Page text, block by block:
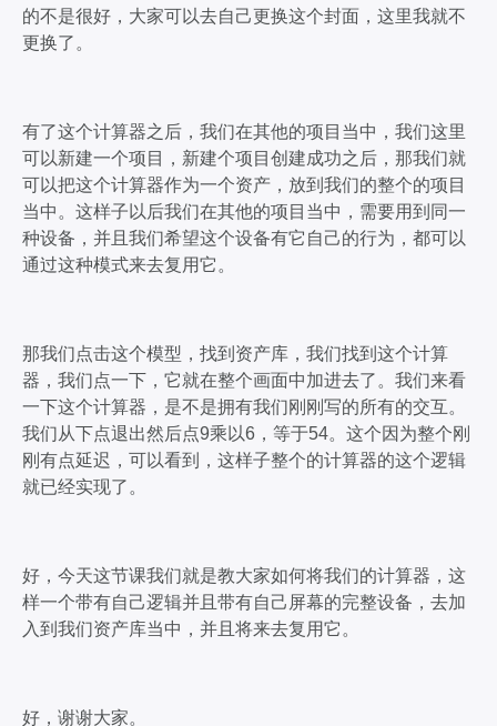
的不是很好，大家可以去自己更换这个封面，这里我就不
更换了。
有了这个计算器之后，我们在其他的项目当中，我们这里
可以新建一个项目，新建个项目创建成功之后，那我们就
可以把这个计算器作为一个资产，放到我们的整个的项目
当中。这样子以后我们在其他的项目当中，需要用到同一
种设备，并且我们希望这个设备有它自己的行为，都可以
通过这种模式来去复用它。
那我们点击这个模型，找到资产库，我们找到这个计算
器，我们点一下，它就在整个画面中加进去了。我们来看
一下这个计算器，是不是拥有我们刚刚写的所有的交互。
我们从下点退出然后点9乘以6，等于54。这个因为整个刚
刚有点延迟，可以看到，这样子整个的计算器的这个逻辑
就已经实现了。
好，今天这节课我们就是教大家如何将我们的计算器，这
样一个带有自己逻辑并且带有自己屏幕的完整设备，去加
入到我们资产库当中，并且将来去复用它。
好，谢谢大家。